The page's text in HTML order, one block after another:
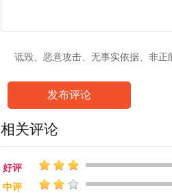
诋毁、恶意攻击、无事实依据、非正
发布评论
相关评论
好评
中评